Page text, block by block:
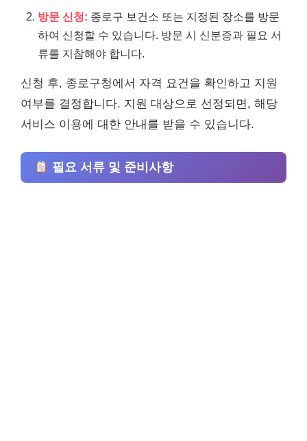
방문 신청: 종로구 보건소 또는 지정된 장소를 방문
하여 신청할 수 있습니다. 방문 시 신분증과 필요 서
류를 지참해야 합니다.
신청 후, 종로구청에서 자격 요건을 확인하고 지원
여부를 결정합니다. 지원 대상으로 선정되면, 해당
서비스 이용에 대한 안내를 받을 수 있습니다.
필요 서류 및 준비사항